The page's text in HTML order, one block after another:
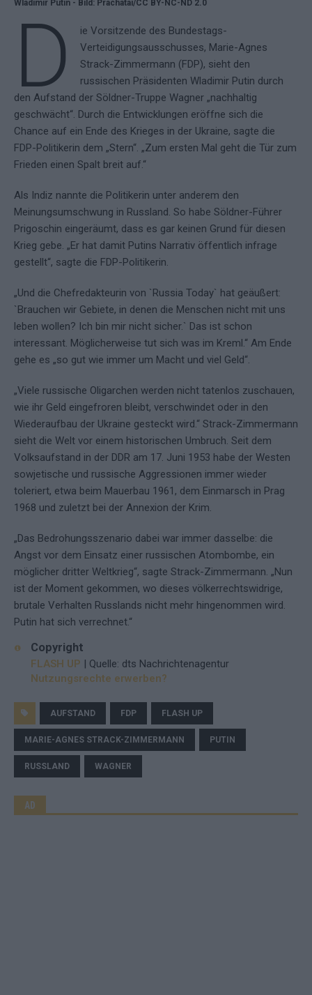
Wladimir Putin - Bild: Prachatai/CC BY-NC-ND 2.0
D
ie Vorsitzende des Bundestags-
Verteidigungsausschusses, Marie-Agnes
Strack-Zimmermann (FDP), sieht den
russischen Präsidenten Wladimir Putin durch
den Aufstand der Söldner-Truppe Wagner „nachhaltig
geschwächt“. Durch die Entwicklungen eröffne sich die
Chance auf ein Ende des Krieges in der Ukraine, sagte die
FDP-Politikerin dem „Stern“. „Zum ersten Mal geht die Tür zum
Frieden einen Spalt breit auf.“
Als Indiz nannte die Politikerin unter anderem den
Meinungsumschwung in Russland. So habe Söldner-Führer
Prigoschin eingeräumt, dass es gar keinen Grund für diesen
Krieg gebe. „Er hat damit Putins Narrativ öffentlich infrage
gestellt“, sagte die FDP-Politikerin.
„Und die Chefredakteurin von `Russia Today` hat geäußert:
`Brauchen wir Gebiete, in denen die Menschen nicht mit uns
leben wollen? Ich bin mir nicht sicher.` Das ist schon
interessant. Möglicherweise tut sich was im Kreml.“ Am Ende
gehe es „so gut wie immer um Macht und viel Geld“.
„Viele russische Oligarchen werden nicht tatenlos zuschauen,
wie ihr Geld eingefroren bleibt, verschwindet oder in den
Wiederaufbau der Ukraine gesteckt wird.“ Strack-Zimmermann
sieht die Welt vor einem historischen Umbruch. Seit dem
Volksaufstand in der DDR am 17. Juni 1953 habe der Westen
sowjetische und russische Aggressionen immer wieder
toleriert, etwa beim Mauerbau 1961, dem Einmarsch in Prag
1968 und zuletzt bei der Annexion der Krim.
„Das Bedrohungsszenario dabei war immer dasselbe: die
Angst vor dem Einsatz einer russischen Atombombe, ein
möglicher dritter Weltkrieg“, sagte Strack-Zimmermann. „Nun
ist der Moment gekommen, wo dieses völkerrechtswidrige,
brutale Verhalten Russlands nicht mehr hingenommen wird.
Putin hat sich verrechnet.“
Copyright
FLASH UP | Quelle: dts Nachrichtenagentur
Nutzungsrechte erwerben?
AUFSTAND FDP FLASH UP
MARIE-AGNES STRACK-ZIMMERMANN PUTIN
RUSSLAND WAGNER
AD